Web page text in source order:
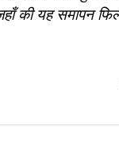
की यह समापन